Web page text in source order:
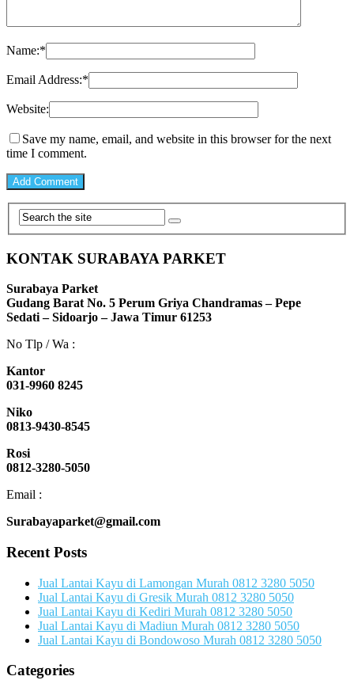
Name:*
Email Address:*
Website:
Save my name, email, and website in this browser for the next
time I comment.
KONTAK SURABAYA PARKET
Surabaya Parket
Gudang Barat No. 5 Perum Griya Chandramas – Pepe
Sedati – Sidoarjo – Jawa Timur 61253
No Tlp / Wa :
Kantor
031-9960 8245
Niko
0813-9430-8545
Rosi
0812-3280-5050
Email :
Surabayaparket@gmail.com
Recent Posts
Jual Lantai Kayu di Lamongan Murah 0812 3280 5050
Jual Lantai Kayu di Gresik Murah 0812 3280 5050
Jual Lantai Kayu di Kediri Murah 0812 3280 5050
Jual Lantai Kayu di Madiun Murah 0812 3280 5050
Jual Lantai Kayu di Bondowoso Murah 0812 3280 5050
Categories